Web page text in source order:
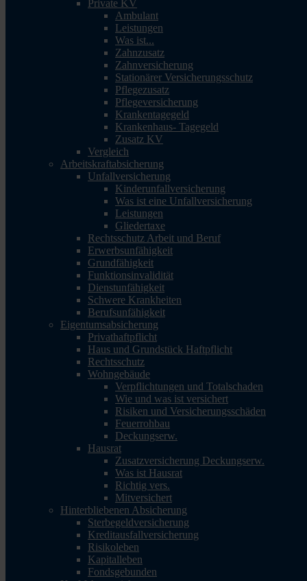
Private KV
Ambulant
Leistungen
Was ist...
Zahnzusatz
Zahnversicherung
Stationärer Versicherungsschutz
Pflegezusatz
Pflegeversicherung
Krankentagegeld
Krankenhaus- Tagegeld
Zusatz KV
Vergleich
Arbeitskraftabsicherung
Unfallversicherung
Kinderunfallversicherung
Was ist eine Unfallversicherung
Leistungen
Gliedertaxe
Rechtsschutz Arbeit und Beruf
Erwerbsunfähigkeit
Grundfähigkeit
Funktionsinvalidität
Dienstunfähigkeit
Schwere Krankheiten
Berufsunfähigkeit
Eigentumsabsicherung
Privathaftpflicht
Haus und Grundstück Haftpflicht
Rechtsschutz
Wohngebäude
Verpflichtungen und Totalschaden
Wie und was ist versichert
Risiken und Versicherungsschäden
Feuerrohbau
Deckungserw.
Hausrat
Zusatzversicherung Deckungserw.
Was ist Hausrat
Richtig vers.
Mitversichert
Hinterbliebenen Absicherung
Sterbegeldversicherung
Kreditausfallversicherung
Risikoleben
Kapitalleben
Fondsgebunden